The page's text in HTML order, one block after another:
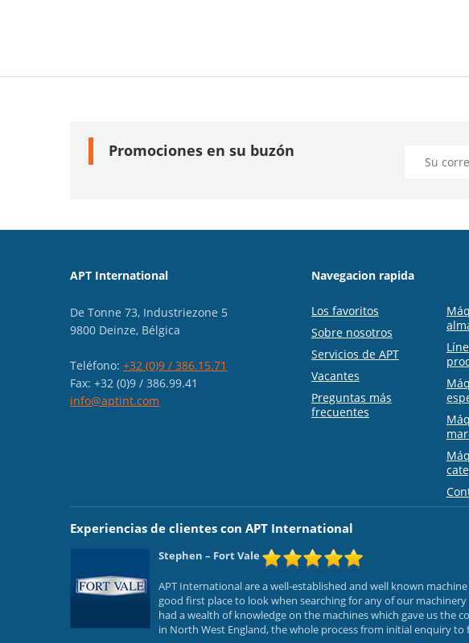
Promociones en su buzón
APT International
De Tonne 73, Industriezone 5
9800 Deinze, Bélgica
Teléfono: +32 (0)9 / 386.15.71
Fax: +32 (0)9 / 386.99.41
info@aptint.com
Navegacion rapida
Los favoritos
Sobre nosotros
Servicios de APT
Vacantes
Preguntas más
frecuentes
Experiencias de clientes con APT International
Stephen – Fort Vale
APT International are a well-established and well known
good first place to look when searching for any of our
had a wealth of knowledge on the machines which gave us the
in North West England, the whole process from initial enquiry